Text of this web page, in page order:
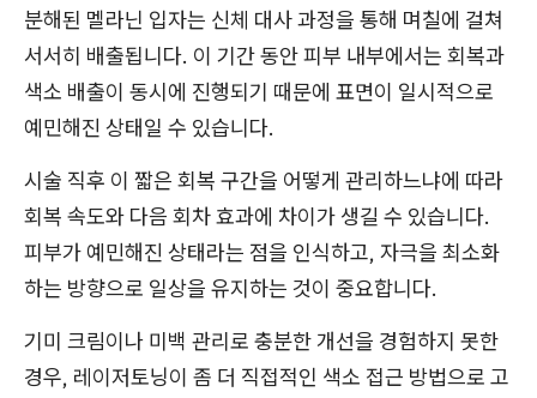
분해된 멜라닌 입자는 신체 대사 과정을 통해 며칠에 걸쳐
서서히 배출됩니다. 이 기간 동안 피부 내부에서는 회복과
색소 배출이 동시에 진행되기 때문에 표면이 일시적으로
예민해진 상태일 수 있습니다.
시술 직후 이 짧은 회복 구간을 어떻게 관리하느냐에 따라
회복 속도와 다음 회차 효과에 차이가 생길 수 있습니다.
피부가 예민해진 상태라는 점을 인식하고, 자극을 최소화
하는 방향으로 일상을 유지하는 것이 중요합니다.
기미 크림이나 미백 관리로 충분한 개선을 경험하지 못한
경우, 레이저토닝이 좀 더 직접적인 색소 접근 방법으로 고